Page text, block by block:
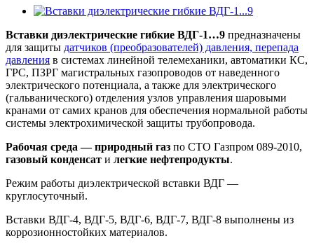
Вставки диэлектрические гибкие ВДГ-1…9 предназначены
для защиты датчиков (преобразователей) давления, перепада
давления в системах линейной телемеханики, автоматики КС,
ГРС, ПЗРГ магистральных газопроводов от наведенного
электрического потенциала, а также для электрического
(гальванического) отделения узлов управления шаровыми
кранами от самих кранов для обеспечения нормальной работы
системы электрохимической защиты трубопровода.
Рабочая среда — природный газ по СТО Газпром 089-2010,
газовый конденсат и легкие нефтепродукты.
Режим работы диэлектрической вставки ВДГ —
круглосуточный.
Вставки ВДГ-4, ВДГ-5, ВДГ-6, ВДГ-7, ВДГ-8 выполнены из
коррозионностойких материалов.